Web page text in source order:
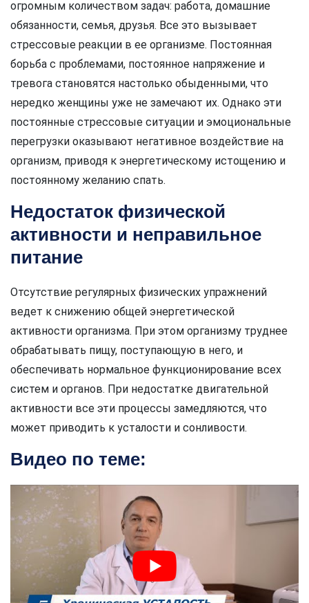
огромным количеством задач: работа, домашние
обязанности, семья, друзья. Все это вызывает
стрессовые реакции в ее организме. Постоянная
борьба с проблемами, постоянное напряжение и
тревога становятся настолько обыденными, что
нередко женщины уже не замечают их. Однако эти
постоянные стрессовые ситуации и эмоциональные
перегрузки оказывают негативное воздействие на
организм, приводя к энергетическому истощению и
постоянному желанию спать.
Недостаток физической
активности и неправильное
питание
Отсутствие регулярных физических упражнений
ведет к снижению общей энергетической
активности организма. При этом организму труднее
обрабатывать пищу, поступающую в него, и
обеспечивать нормальное функционирование всех
систем и органов. При недостатке двигательной
активности все эти процессы замедляются, что
может приводить к усталости и сонливости.
Видео по теме: